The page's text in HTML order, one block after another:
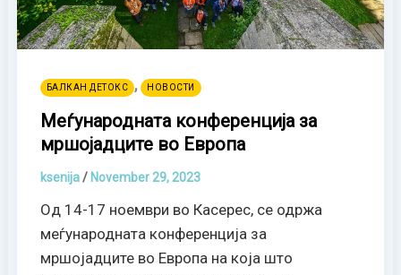
БАЛКАН ДЕТОКС , НОВОСТИ
Меѓународната конференција за
мршојадците во Европа
ksenija/ November 29, 2023
Од 14-17 ноември во Касерес, се одржа
меѓународната конференција за
мршојадците во Европа на која што